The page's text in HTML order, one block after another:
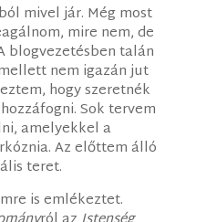
mivel jár. Még most
mire nem, de
blogvezetésben talán
nem igazán jut
hogy szeretnék
Sok tervem
amelyekkel a
Az előttem álló
teret.
is emlékeztet.